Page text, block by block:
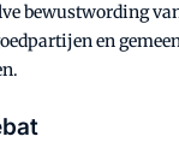
bewustwording
en